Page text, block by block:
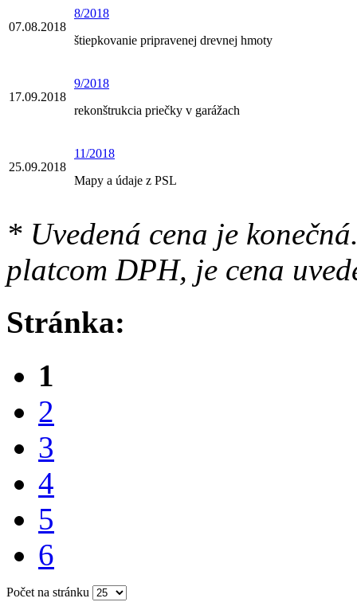
07.08.2018
8/2018
štiepkovanie pripravenej drevnej hmoty
17.09.2018
9/2018
rekonštrukcia priečky v garážach
25.09.2018
11/2018
Mapy a údaje z PSL
* Uvedená cena je
platcom DPH, je cena
Stránka:
1
2
3
4
5
6
Počet na stránku